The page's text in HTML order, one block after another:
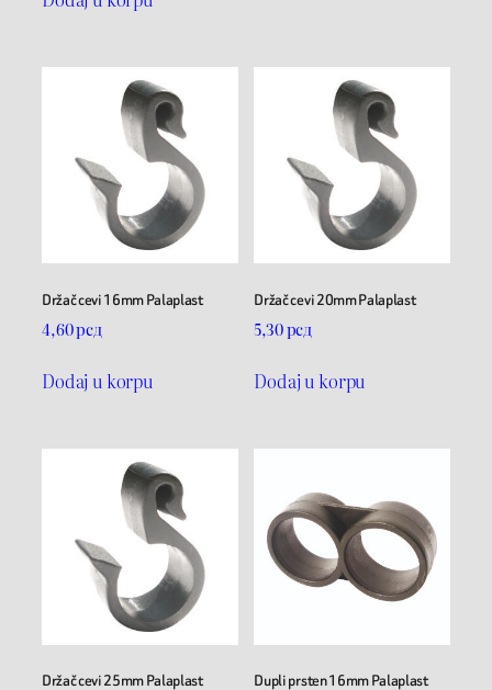
Držač cevi 16mm Palaplast
4,60рсд
Dodaj u korpu
Držač cevi 20mm Palaplast
5,30рсд
Dodaj u korpu
Držač cevi 25mm Palaplast Dupli prsten 16mm Palaplast